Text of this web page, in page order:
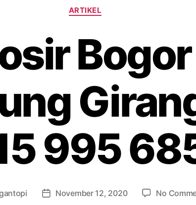
Categories
ARTIKEL
995
PostNovember 12, 2020 No